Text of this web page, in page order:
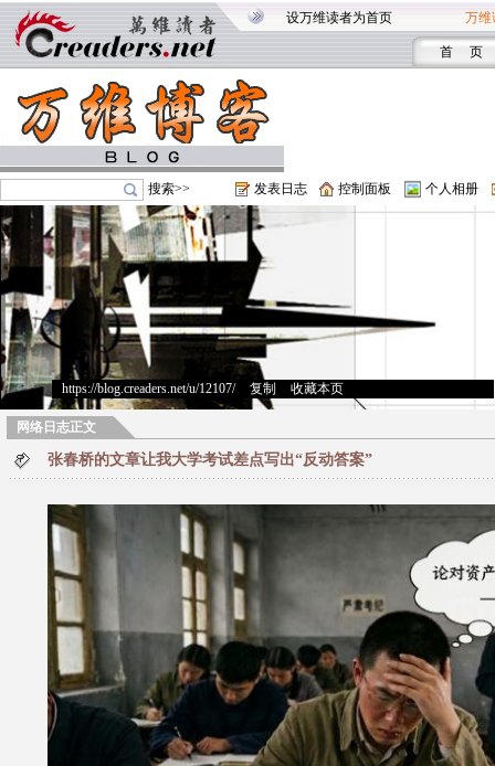
设万维读者为首页 万维
首 页
搜索>> 发表日志 控制面板 个人相册
https://blog.creaders.net/u/12107/> 复制 收藏本页
网络日志正文
张春桥的文章让我大学考试差点写出“反动答案”